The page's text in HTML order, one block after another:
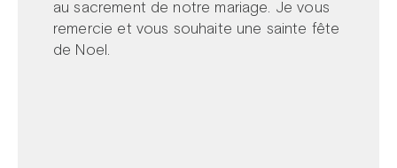
au sacrement de notre mariage. Je vous
remercie et vous souhaite une sainte fête
de Noel.